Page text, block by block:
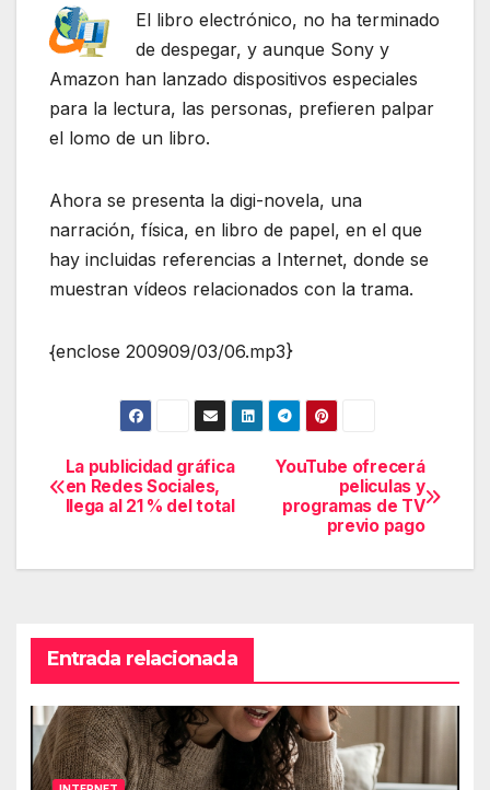
El libro electrónico, no ha terminado
de despegar, y aunque Sony y
Amazon han lanzado dispositivos especiales
para la lectura, las personas, prefieren palpar
el lomo de un libro.
Ahora se presenta la digi-novela, una
narración, física, en libro de papel, en el que
hay incluidas referencias a Internet, donde se
muestran vídeos relacionados con la trama.
{enclose 200909/03/06.mp3}
Navegación
de
entradas
YouTube ofrecerá
peliculas y
programas de TV
previo pago
La publicidad gráfica
en Redes Sociales,
llega al 21 % del total
Entrada relacionada